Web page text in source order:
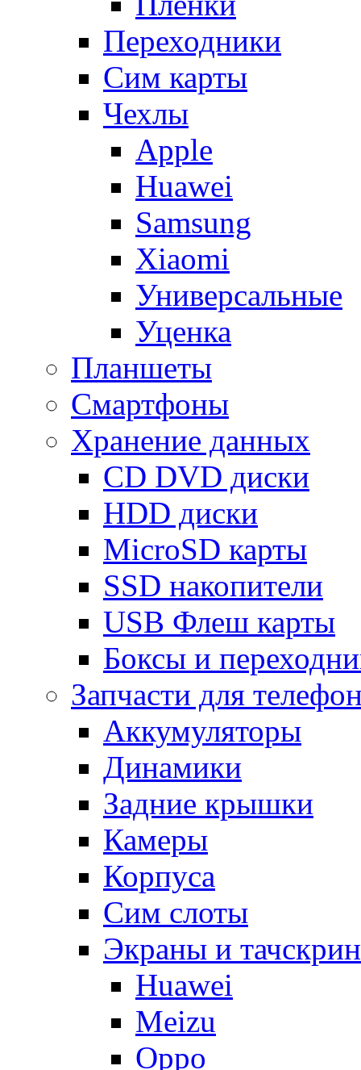
Переходники
Сим карты
Чехлы
Apple
Huawei
Samsung
Xiaomi
Универсальные
Уценка
Планшеты
Смартфоны
Хранение данных
CD DVD диски
HDD диски
MicroSD карты
SSD накопители
USB Флеш карты
Боксы и
Запчасти для
Аккумуляторы
Динамики
Задние крышки
Камеры
Корпуса
Сим слоты
Экраны и
Huawei
Meizu
Oppo